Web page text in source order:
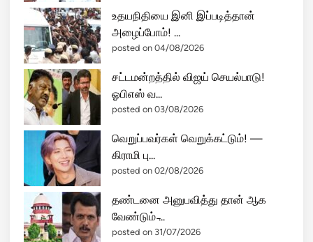
கி
ற
து
த
மி
ழ
ம்
உதயநிதியை இனி இப்படித்தான்
அழைப்போம்! ...
posted on 04/08/2026
சட்டமன்றத்தில் விஜய் செயல்பாடு!
ஓபிஎஸ் வ...
posted on 03/08/2026
வெறுப்பவர்கள் வெறுக்கட்டும்! —
கிராமி பு...
posted on 02/08/2026
தண்டனை அனுபவித்து தான் ஆக
வேண்டும் ̵...
posted on 31/07/2026